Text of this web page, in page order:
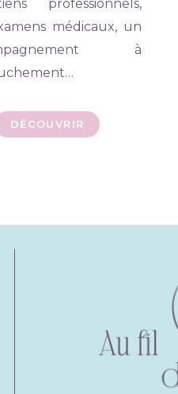
professionnels,
médicaux, un
à
DÉCOUVRIR